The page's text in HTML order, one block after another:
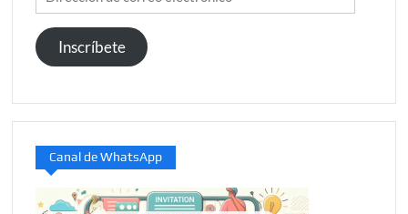
de
correo
electrónico
Inscríbete
Canal de WhatsApp